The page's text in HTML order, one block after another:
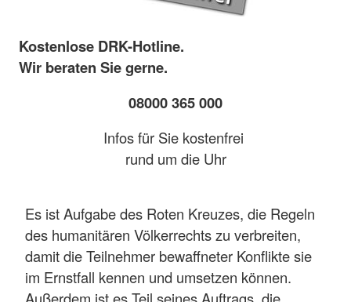
Kostenlose DRK-Hotline.
Wir beraten Sie gerne.
08000 365 000
Infos für Sie kostenfrei
rund um die Uhr
Es ist Aufgabe des Roten Kreuzes, die Regeln
des humanitären Völkerrechts zu verbreiten,
damit die Teilnehmer bewaffneter Konflikte sie
im Ernstfall kennen und umsetzen können.